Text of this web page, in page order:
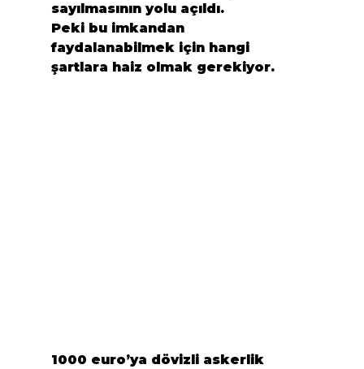
sayılmasının yolu açıldı.
Peki bu imkandan
faydalanabilmek için hangi
şartlara haiz olmak gerekiyor.
1000 euro’ya dövizli askerlik